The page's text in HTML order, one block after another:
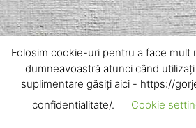
Folosim cookie-uri pentru a face mult
dumneavoastră atunci când
suplimentare găsiți aici - https://
confidentialitate/.
Cookie